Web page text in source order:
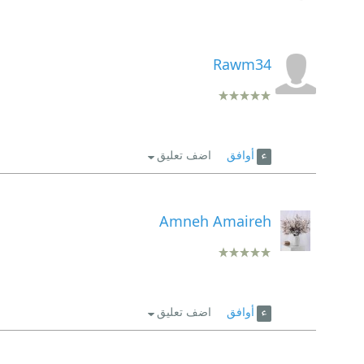
Rawm34
أوافق اضف تعليق
Amneh Amaireh
أوافق اضف تعليق